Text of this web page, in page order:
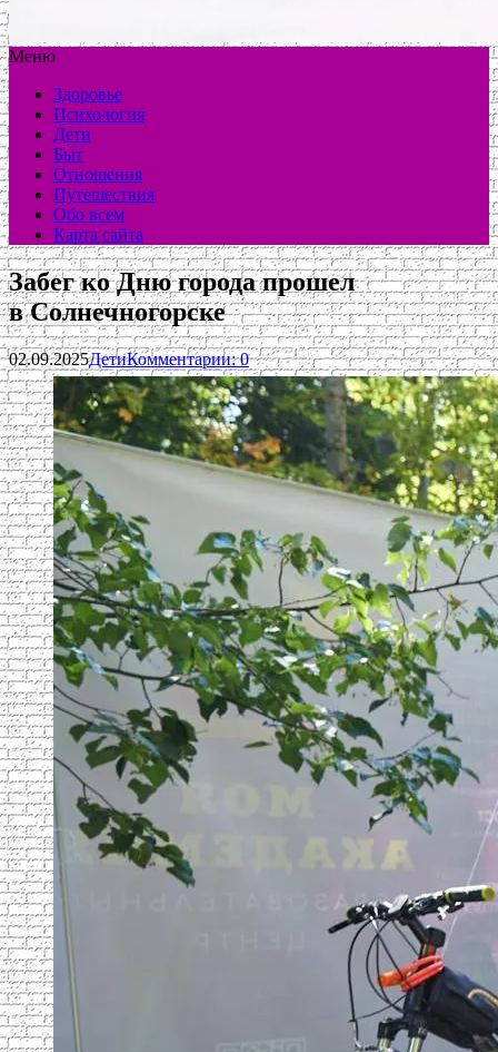
Меню
Здоровье
Психология
Дети
Быт
Отношения
Путешествия
Обо всем
Карта сайта
Забег ко Дню города прошел
в Солнечногорске
02.09.2025ДетиКомментарии: 0